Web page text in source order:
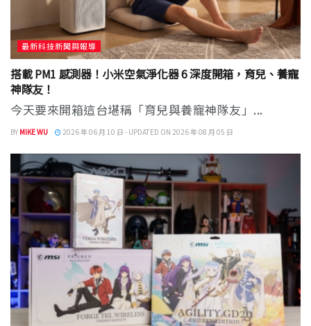
最新科技新聞與報導
搭載 PM1 感測器！小米空氣淨化器 6 深度開箱，育兒、養寵
神隊友！
今天要來開箱這台堪稱「育兒與養寵神隊友」...
BY MIKE WU 2026 年 06 月 10 日 - UPDATED ON 2026 年 08 月 05 日